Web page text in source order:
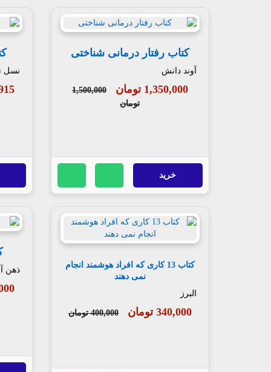
کتاب رفتار درمانی شناختی
آوند دانش
1,350,000 تومان
1,500,000
تومان
خرید
نسل
کتاب 13 کاری که افراد هوشمند انجام
نمی دهند
البرز
340,000 تومان 400,000 تومان
ذهن